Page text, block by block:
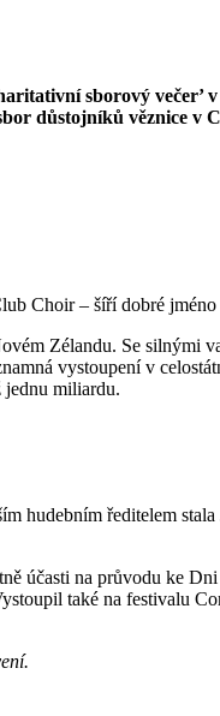
sborový
důstojníků věznice v
Choir – šíří dobré
Zélandu. Se silnými
vystoupení v
jednu miliardu.
hudebním ředitelem
účasti na průvodu ke
také na festivalu